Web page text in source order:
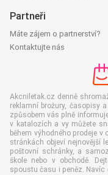
Partneři
Máte zájem o partnerství?
Kontaktujte nás
Akcniletak.cz denně
reklamní brožury, časopisy
způsobem vás plně
v katalozích a vy můžete
během výhodného prodeje
stránkách objeví nejnovější
poštovní schránky, a
škole nebo v obchodě.
spoustu času i peněz.